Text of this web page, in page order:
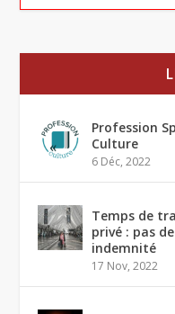
Profession
Culture
6 Déc, 2022
Temps de
privé : pas
indemnité
17 Nov, 2022